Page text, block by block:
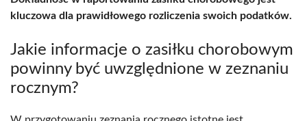
kluczowa dla prawidłowego rozliczenia swoich podatków.
Jakie informacje o zasiłku chorobowym
powinny być uwzględnione w zeznaniu
rocznym?